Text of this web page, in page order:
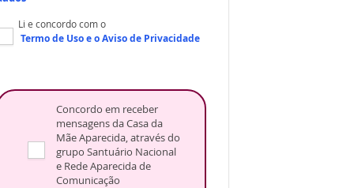
Li e concordo com o
Termo de Usoe oAviso de Privacidade
Concordo em receber
mensagens da Casa da
Mãe Aparecida, através do
grupo Santuário Nacional
e Rede Aparecida de
Comunicação